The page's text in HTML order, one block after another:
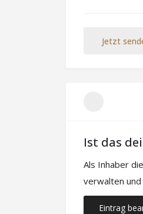
Jetzt
Ist das
Als Inhaber
verwalten
Eintrag